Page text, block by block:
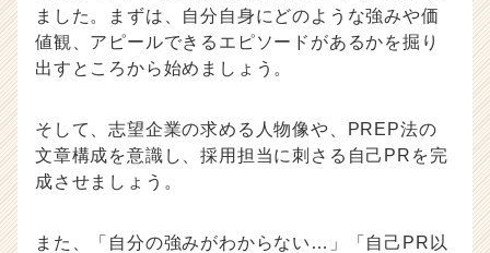
ました。まずは、自分自身にどのような強みや価
値観、アピールできるエピソードがあるかを掘り
出すところから始めましょう。
そして、志望企業の求める人物像や、PREP法の
文章構成を意識し、採用担当に刺さる自己PRを完
成させましょう。
また、「自分の強みがわからない…」「自己PR以